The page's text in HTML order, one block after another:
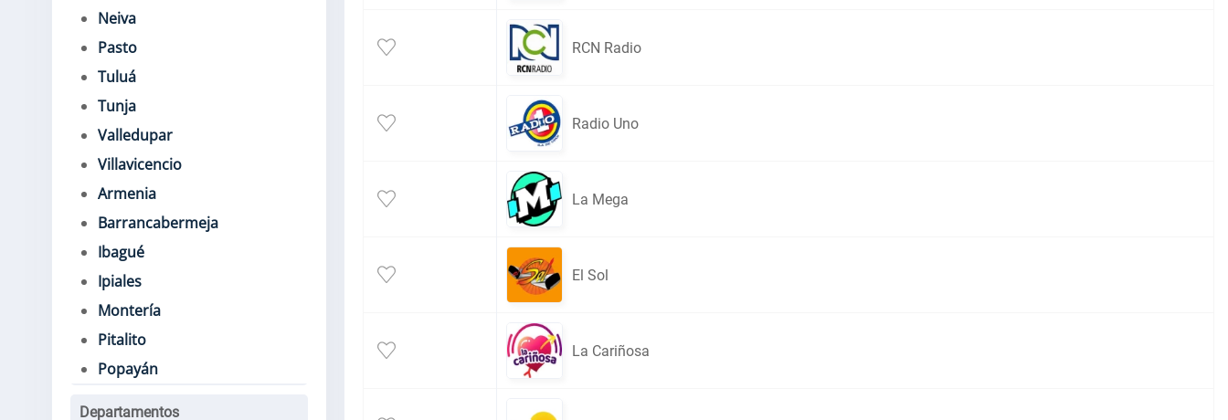
Neiva
Pasto
Tuluá
Tunja
Valledupar
Villavicencio
Armenia
Barrancabermeja
Ibagué
Ipiales
Montería
Pitalito
Popayán
Departamentos
RCN Radio
Radio Uno
La Mega
El Sol
La Cariñosa